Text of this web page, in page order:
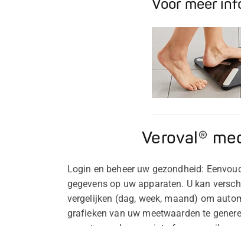
Voor meer
Veroval®
Login en beheer uw gezondheid:
gegevens op uw apparaten. U kan
vergelijken (dag, week, maand) om
grafieken van uw meetwaarden te